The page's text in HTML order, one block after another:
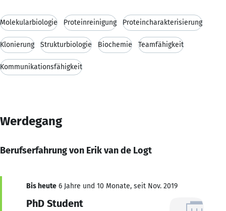
Molekularbiologie Proteinreinigung Proteincharakterisierung
Klonierung Strukturbiologie Biochemie Teamfähigkeit
Kommunikationsfähigkeit
Werdegang
Berufserfahrung von Erik van de Logt
Bis heute 6 Jahre und 10 Monate, seit Nov. 2019
PhD Student